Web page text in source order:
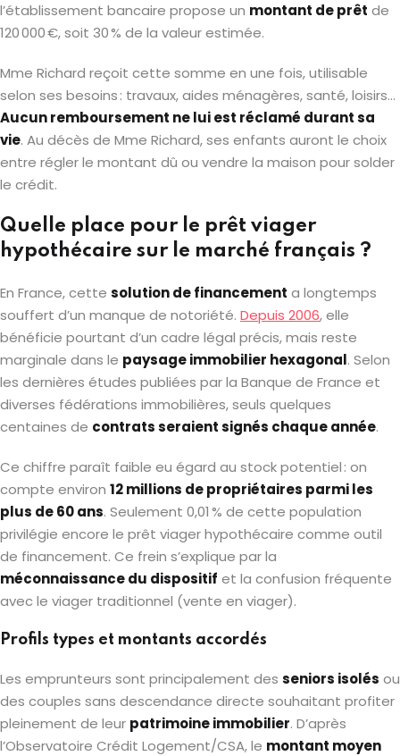
l’établissement bancaire propose un montant de prêt de
120 000 €, soit 30 % de la valeur estimée.
Mme Richard reçoit cette somme en une fois, utilisable
selon ses besoins : travaux, aides ménagères, santé, loisirs…
Aucun remboursement ne lui est réclamé durant sa
vie. Au décès de Mme Richard, ses enfants auront le choix
entre régler le montant dû ou vendre la maison pour solder
le crédit.
Quelle place pour le prêt viager
hypothécaire sur le marché français ?
En France, cette solution de financement a longtemps
souffert d’un manque de notoriété. Depuis 2006, elle
bénéficie pourtant d’un cadre légal précis, mais reste
marginale dans le paysage immobilier hexagonal. Selon
les dernières études publiées par la Banque de France et
diverses fédérations immobilières, seuls quelques
centaines de contrats seraient signés chaque année.
Ce chiffre paraît faible eu égard au stock potentiel : on
compte environ 12 millions de propriétaires parmi les
plus de 60 ans. Seulement 0,01 % de cette population
privilégie encore le prêt viager hypothécaire comme outil
de financement. Ce frein s’explique par la
méconnaissance du dispositif et la confusion fréquente
avec le viager traditionnel (vente en viager).
Profils types et montants accordés
Les emprunteurs sont principalement des seniors isolés ou
des couples sans descendance directe souhaitant profiter
pleinement de leur patrimoine immobilier. D’après
l’Observatoire Crédit Logement/CSA, le montant moyen